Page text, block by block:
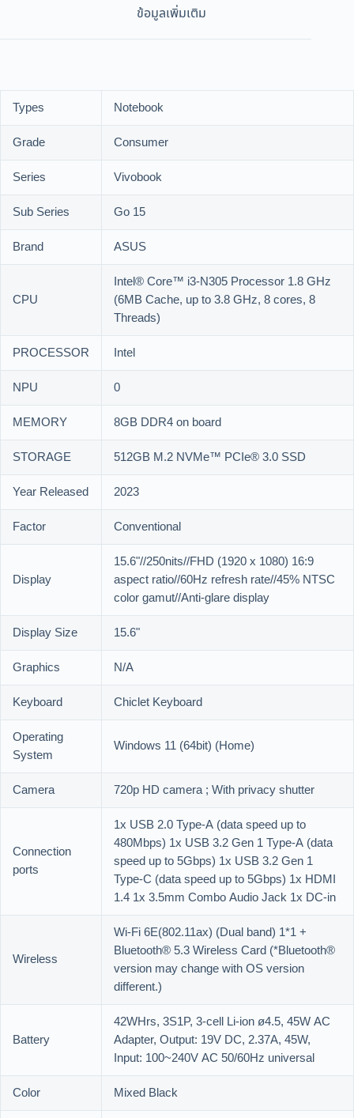
ข้อมูลเพิ่มเติม
Types
Notebook
Grade
Consumer
Series
Vivobook
Sub Series
Go 15
Brand
ASUS
CPU
Intel® Core™ i3-N305 Processor 1.8 GHz
(6MB Cache, up to 3.8 GHz, 8 cores, 8
Threads)
PROCESSOR
Intel
NPU
0
MEMORY
8GB DDR4 on board
STORAGE
512GB M.2 NVMe™ PCIe® 3.0 SSD
Year Released
2023
Factor
Conventional
Display
15.6"//250nits//FHD (1920 x 1080) 16:9
aspect ratio//60Hz refresh rate//45% NTSC
color gamut//Anti-glare display
Display Size
15.6"
Graphics
N/A
Keyboard
Chiclet Keyboard
Operating
System
Windows 11 (64bit) (Home)
Camera 720p HD camera ; With privacy shutter
Connection
ports
1x USB 2.0 Type-A (data speed up to
480Mbps) 1x USB 3.2 Gen 1 Type-A (data
speed up to 5Gbps) 1x USB 3.2 Gen 1
Type-C (data speed up to 5Gbps) 1x HDMI
1.4 1x 3.5mm Combo Audio Jack 1x DC-in
Wireless
Wi-Fi 6E(802.11ax) (Dual band) 1*1 +
Bluetooth® 5.3 Wireless Card (*Bluetooth®
version may change with OS version
different.)
Battery
42WHrs, 3S1P, 3-cell Li-ion ø4.5, 45W AC
Adapter, Output: 19V DC, 2.37A, 45W,
Input: 100~240V AC 50/60Hz universal
Color
Mixed Black